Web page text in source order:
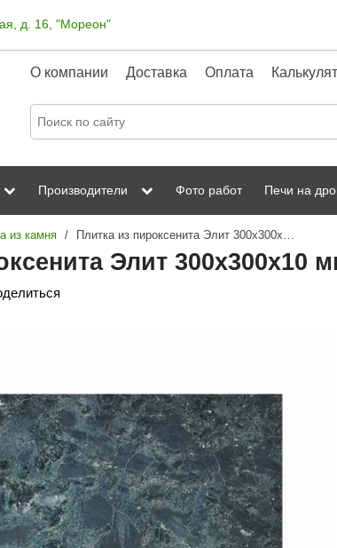
д. 16, "Мореон"
О компании Доставка Оплата
Производители
Lacoform
Composit
Baneum
ASTON
Баня Органика
Фото работ Печи на
из камня / Плитка из пироксенита Элит 300х300х10 мм
Элит 300х300х10